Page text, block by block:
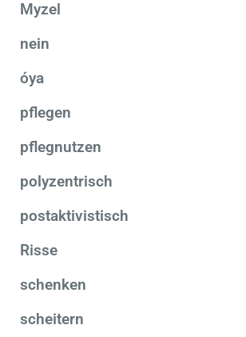
Myzel
nein
óya
pflegen
pflegnutzen
polyzentrisch
postaktivistisch
Risse
schenken
scheitern